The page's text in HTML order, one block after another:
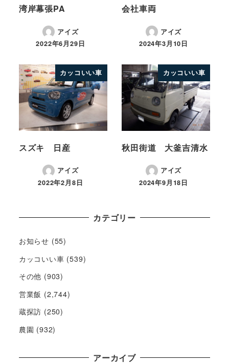
湾岸幕張PA
アイズ
2022年6月29日
会社車両
アイズ
2024年3月10日
カッコいい車
スズキ 日産
アイズ
2022年2月8日
カッコいい車
秋田街道 大釜吉清水
アイズ
2024年9月18日
カテゴリー
お知らせ (55)
カッコいい車 (539)
その他 (903)
営業飯 (2,744)
蔵探訪 (250)
農園 (932)
アーカイブ